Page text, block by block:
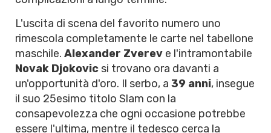
L'uscita di scena del favorito numero uno
rimescola completamente le carte nel tabellone
maschile. Alexander Zverev e l'intramontabile
Novak Djokovic si trovano ora davanti a
un'opportunità d'oro. Il serbo, a 39 anni, insegue
il suo 25esimo titolo Slam con la
consapevolezza che ogni occasione potrebbe
essere l'ultima, mentre il tedesco cerca la